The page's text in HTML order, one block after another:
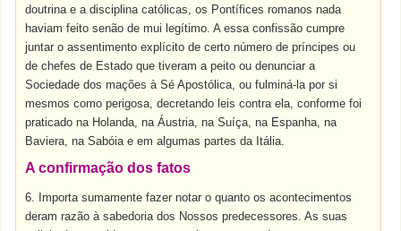
doutrina e a disciplina católicas, os Pontífices romanos nada
haviam feito senão de mui legítimo. A essa confissão cumpre
juntar o assentimento explícito de certo número de príncipes ou
de chefes de Estado que tiveram a peito ou denunciar a
Sociedade dos mações à Sé Apostólica, ou fulminá-la por si
mesmos como perigosa, decretando leis contra ela, conforme foi
praticado na Holanda, na Áustria, na Suíça, na Espanha, na
Baviera, na Sabóia e em algumas partes da Itália.
A confirmação dos fatos
6. Importa sumamente fazer notar o quanto os acontecimentos
deram razão à sabedoria dos Nossos predecessores. As suas